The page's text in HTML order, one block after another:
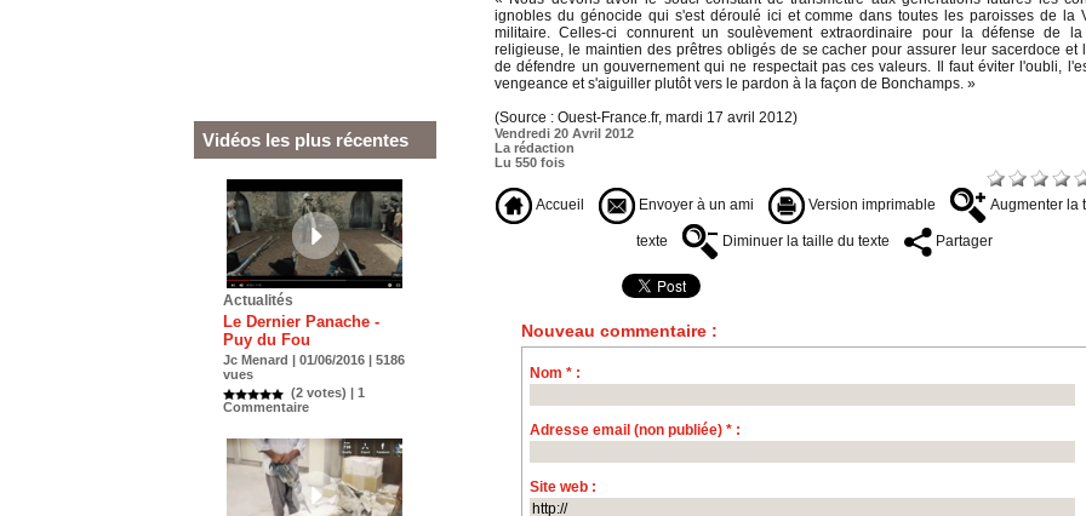
Vidéos les plus récentes
Actualités
Le Dernier Panache -
Puy du Fou
Jc Menard | 01/06/2016 | 5186
vues
(2 votes) | 1
Commentaire
ignobles du génocide qui s'est déroulé ici et comme dans toutes les paroisses de la
militaire. Celles-ci connurent un soulèvement extraordinaire pour la défense de
religieuse, le maintien des prêtres obligés de se cacher pour assurer leur sacerdoce et
de défendre un gouvernement qui ne respectait pas ces valeurs. Il faut éviter l'oubli,
vengeance et s'aiguiller plutôt vers le pardon à la façon de Bonchamps. »
(Source : Ouest-France.fr, mardi 17 avril 2012)
Vendredi 20 Avril 2012
La rédaction
Lu 550 fois
Accueil Envoyer à un ami Version imprimable Augmenter la
texte Diminuer la taille du texte Partager
Nouveau commentaire :
Nom * :
Adresse email (non publiée) * :
Site web :